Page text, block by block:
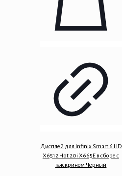
Дисплей для Infinix Smart 6 HD
X6512 Hot 20i X665E в сборе с
тачскрином Черный